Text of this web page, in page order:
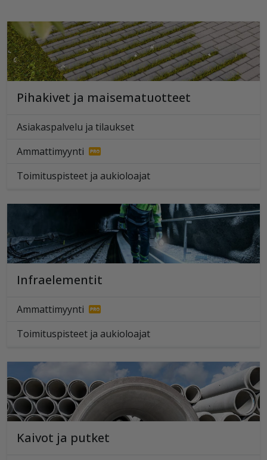
Pihakivet ja maisematuotteet
Asiakaspalvelu ja tilaukset
Ammattimyynti
Toimituspisteet ja aukioloajat
Infraelementit
Ammattimyynti
Toimituspisteet ja aukioloajat
Kaivot ja putket